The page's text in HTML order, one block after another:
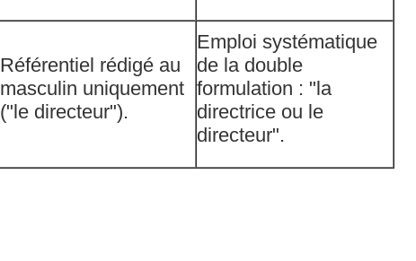
Référentiel rédigé au
masculin uniquement
("le directeur").
Emploi systématique
de la double
formulation : "la
directrice ou le
directeur".